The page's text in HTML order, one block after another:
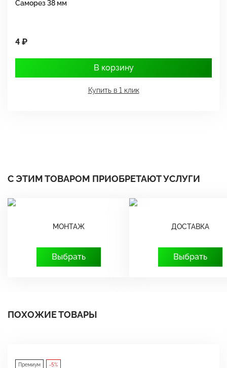
Саморез 38 мм
4 ₽
В корзину
Купить в 1 клик
С ЭТИМ ТОВАРОМ ПРИОБРЕТАЮТ УСЛУГИ
МОНТАЖ
Выбрать
ДОСТАВКА
Выбрать
ПОХОЖИЕ ТОВАРЫ
Премиум -5%